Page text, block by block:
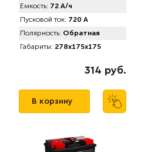
Емкость: 72 А/ч
Пусковой ток: 720 А
Полярность: Обратная
Габариты: 278x175x175
314 руб.
В корзину